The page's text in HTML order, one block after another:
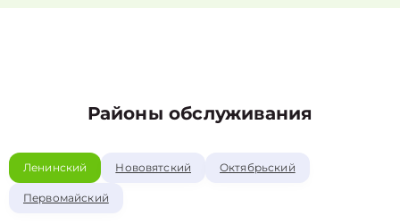
Районы обслуживания
Ленинский Нововятский Октябрьский
Первомайский